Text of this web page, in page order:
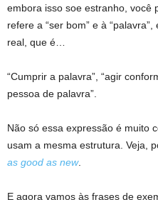
embora isso soe estranho, você
refere a “ser bom” e à
real, que é…
“Cumprir a palavra”, “agir
pessoa de palavra”.
Não só essa expressão é muito
usam a mesma estrutura. Veja,
as good as new.
E agora vamos às frases de